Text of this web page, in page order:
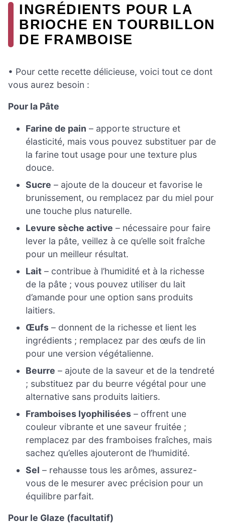
INGRÉDIENTS POUR LA
BRIOCHE EN TOURBILLON
DE FRAMBOISE
• Pour cette recette délicieuse, voici tout ce dont
vous aurez besoin :
Pour la Pâte
Farine de pain – apporte structure et
élasticité, mais vous pouvez substituer par de
la farine tout usage pour une texture plus
douce.
Sucre – ajoute de la douceur et favorise le
brunissement, ou remplacez par du miel pour
une touche plus naturelle.
Levure sèche active – nécessaire pour faire
lever la pâte, veillez à ce qu’elle soit fraîche
pour un meilleur résultat.
Lait – contribue à l’humidité et à la richesse
de la pâte ; vous pouvez utiliser du lait
d’amande pour une option sans produits
laitiers.
Œufs – donnent de la richesse et lient les
ingrédients ; remplacez par des œufs de lin
pour une version végétalienne.
Beurre – ajoute de la saveur et de la tendreté
; substituez par du beurre végétal pour une
alternative sans produits laitiers.
Framboises lyophilisées – offrent une
couleur vibrante et une saveur fruitée ;
remplacez par des framboises fraîches, mais
sachez qu’elles ajouteront de l’humidité.
Sel – rehausse tous les arômes, assurez-
vous de le mesurer avec précision pour un
équilibre parfait.
Pour le Glaze (facultatif)